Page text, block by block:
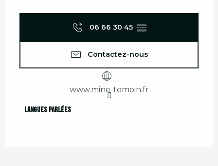
06 66 30 45 ▒▒
Contactez-nous
www.mine-temoin.fr
Langues parlées
Langues parlées